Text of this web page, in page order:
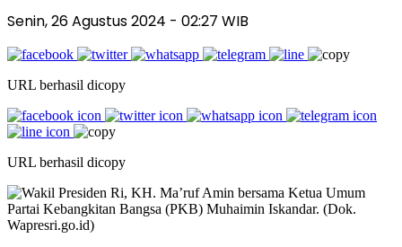
Senin, 26 Agustus 2024 - 02:27 WIB
URL berhasil dicopy
URL berhasil dicopy